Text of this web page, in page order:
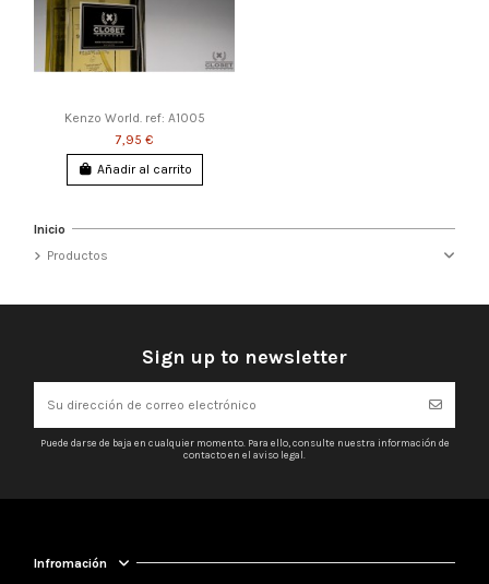
Kenzo World. ref: A1005
7,95 €
Añadir al carrito
Inicio
Productos
Sign up to newsletter
Puede darse de baja en cualquier momento. Para ello, consulte nuestra información de
contacto en el aviso legal.
Infromación